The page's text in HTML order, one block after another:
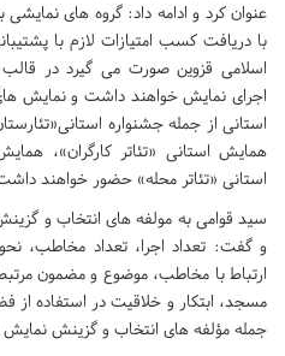
عنوان کرد و ادامه داد: گروه­ های
با دریافت کسب امتیازات لازم با
اسلامی قزوین صورت می گیرد در
اجرای نمایش خواهند داشت و نمایش­
استانی از جمله جشنواره
استانی «تئاتر محله» حضور خواهند
سید قوامی به مولفه ­های انتخاب و
و گفت: تعداد اجرا، تعداد مخاطب،
ارتباط با مخاطب، موضوع و مضمون
مسجد، ابتکار و خلاقیت در استفاده از
جمله مؤلفه های انتخاب و گزینش